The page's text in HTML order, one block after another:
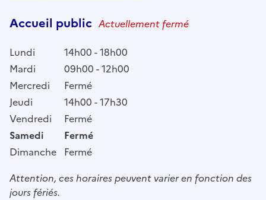
Accueil public Actuellement fermé
Lundi
14h00 - 18h00
Mardi
09h00 - 12h00
Mercredi
Fermé
Jeudi
14h00 - 17h30
Vendredi
Fermé
Samedi
Fermé
Dimanche Fermé
Attention, ces horaires peuvent varier en fonction des
jours fériés.